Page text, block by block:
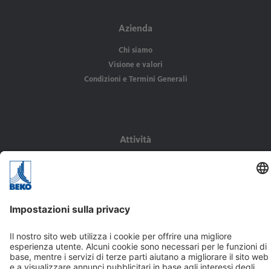
Azienda
Chi siamo
Visione e valori
Condizioni e Termini Generali
Attività
Contatto